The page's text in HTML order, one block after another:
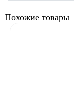
Похожие товары